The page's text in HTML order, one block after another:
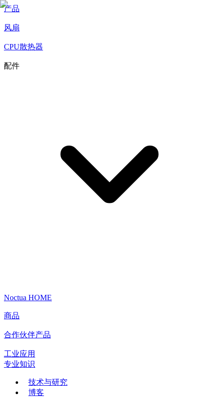
产品
风扇
CPU散热器
配件
Noctua HOME
商品
合作伙伴产品
工业应用
专业知识
技术与研究
博客